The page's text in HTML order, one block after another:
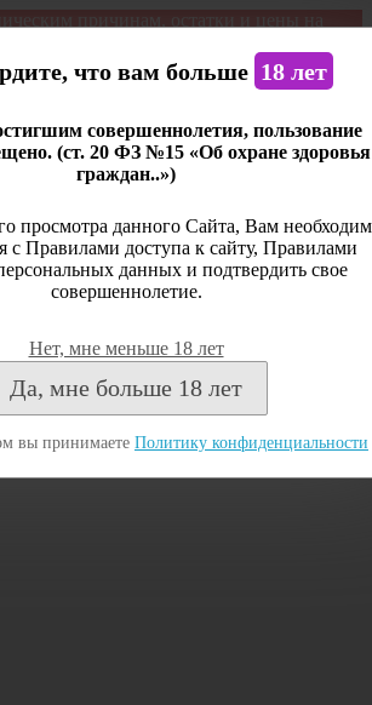
причинам, остатки и цены на
Дистанционная продажа не
что вам больше 18 лет
совершеннолетия, пользование
(ст. 20 ФЗ №15 «Об охране здоровья
граждан..»)
просмотра данного Сайта, Вам
с Правилами доступа к сайту, Правилами
данных и подтвердить свое
совершеннолетие.
Нет, мне меньше 18 лет
Да, мне больше 18 лет
вы принимаете Политику конфиденциальности